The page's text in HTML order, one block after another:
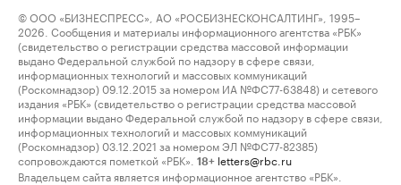
© ООО «БИЗНЕСПРЕСС», АО «РОСБИЗНЕСКОНСАЛТИНГ», 1995–
2026. Сообщения и материалы информационного агентства «РБК»
(свидетельство о регистрации средства массовой информации
выдано Федеральной службой по надзору в сфере связи,
информационных технологий и массовых коммуникаций
(Роскомнадзор) 09.12.2015 за номером ИА №ФС77-63848) и сетевого
издания «РБК» (свидетельство о регистрации средства массовой
информации выдано Федеральной службой по надзору в сфере связи,
информационных технологий и массовых коммуникаций
(Роскомнадзор) 03.12.2021 за номером ЭЛ №ФС77-82385)
сопровождаются пометкой «РБК».
18+ letters@rbc.ru
Владельцем сайта является информационное агентство «РБК».